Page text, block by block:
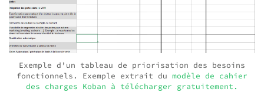
Exemple d’un tableau de priorisation des besoins
fonctionnels. Exemple extrait du modèle de cahier
des charges Koban à télécharger gratuitement.